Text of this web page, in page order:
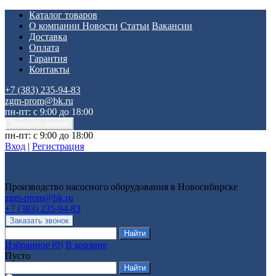
Каталог товаров
О компании Новости Статьи Вакансии
Доставка
Оплата
Гарантия
Контакты
+7 (383) 235-94-83
zgm-prom@bk.ru
пн-пт: с 9:00 до 18:00
пн-пт: с 9:00 до 18:00
Вход | Регистрация
Производство насосного оборудования в Новосибирске
zgm-prom@bk.ru
+7 (383) 235-94-83
Избранное (0) В корзине
Пусто